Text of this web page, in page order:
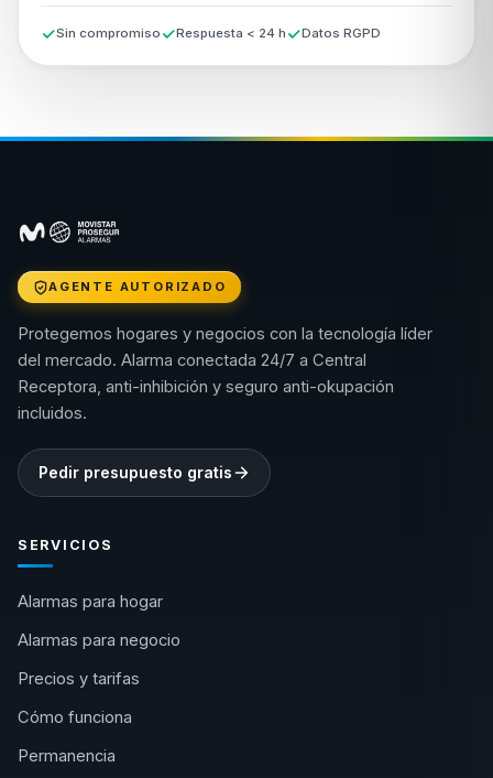
Sin compromiso Respuesta < 24 h Datos RGPD
AGENTE AUTORIZADO
Protegemos hogares y negocios con la tecnología líder
del mercado. Alarma conectada 24/7 a Central
Receptora, anti-inhibición y seguro anti-okupación
incluidos.
Pedir presupuesto gratis
SERVICIOS
Alarmas para hogar
Alarmas para negocio
Precios y tarifas
Cómo funciona
Permanencia